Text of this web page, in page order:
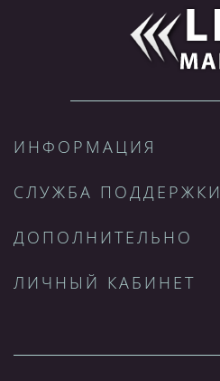
ИНФОРМАЦИЯ
СЛУЖБА ПОДДЕРЖКИ
ДОПОЛНИТЕЛЬНО
ЛИЧНЫЙ КАБИНЕТ